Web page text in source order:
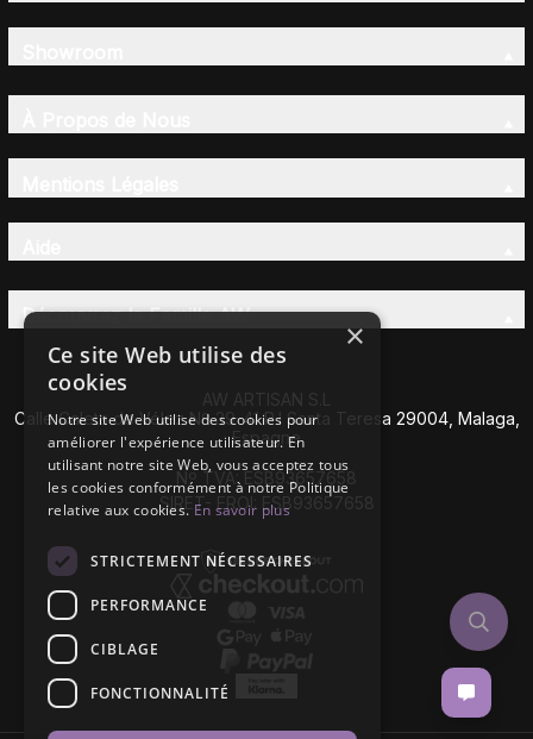
Découvrez la Famille AW
AW ARTISAN S.L
Calle Caleta de Vélez Nº 39-41 P.I Santa Teresa 29004, Malaga,
Espagne
Nº TVA: ESB93657658
SIRET- EROI: ESB93657658
×
Ce site Web utilise des
cookies
Notre site Web utilise des cookies pour
améliorer l'expérience utilisateur. En
utilisant notre site Web, vous acceptez tous
les cookies conformément à notre Politique
relative aux cookies.En savoir plus
STRICTEMENT NÉCESSAIRES
PERFORMANCE
CIBLAGE
FONCTIONNALITÉ